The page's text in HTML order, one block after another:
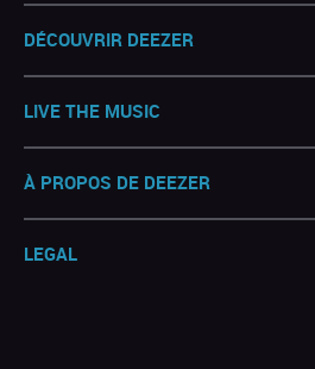
DÉCOUVRIR DEEZER
LIVE THE MUSIC
À PROPOS DE DEEZER
LEGAL